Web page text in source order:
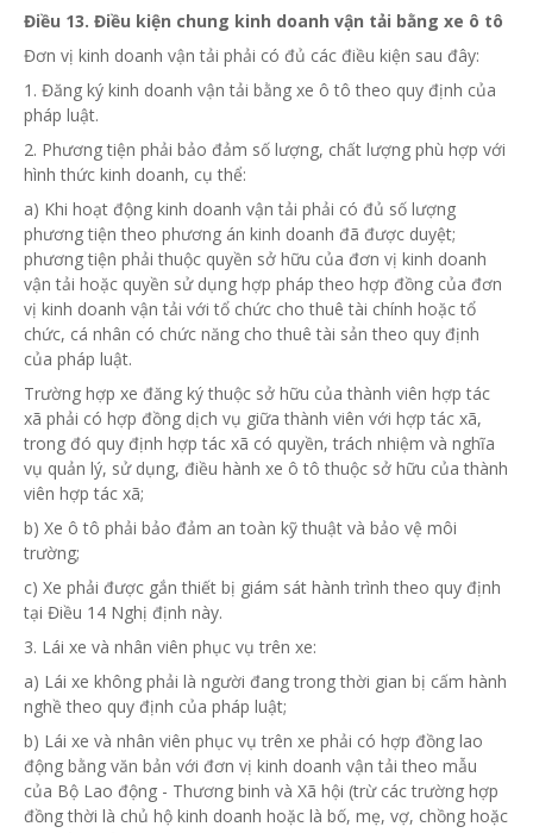
Điều 13. Điều kiện chung kinh doanh vận tải bằng xe ô tô
Đơn vị kinh doanh vận tải phải có đủ các điều kiện sau đây:
1. Đăng ký kinh doanh vận tải bằng xe ô tô theo quy định của
pháp luật.
2. Phương tiện phải bảo đảm số lượng, chất lượng phù hợp với
hình thức kinh doanh, cụ thể:
a) Khi hoạt động kinh doanh vận tải phải có đủ số lượng
phương tiện theo phương án kinh doanh đã được duyệt;
phương tiện phải thuộc quyền sở hữu của đơn vị kinh doanh
vận tải hoặc quyền sử dụng hợp pháp theo hợp đồng của đơn
vị kinh doanh vận tải với tổ chức cho thuê tài chính hoặc tổ
chức, cá nhân có chức năng cho thuê tài sản theo quy định
của pháp luật.
Trường hợp xe đăng kýthuộc sở hữu của thành viên hợp tác
xã phải có hợp đồng dịch vụ giữa thành viên với hợp tác xã,
trong đó quy định hợp tác xã có quyền, trách nhiệm và nghĩa
vụ quản lý, sử dụng, điều hành xe ô tô thuộc sở hữu của thành
viên hợp tác xã;
b) Xe ô tô phải bảo đảm an toàn kỹ thuật và bảo vệ môi
trường;
c) Xe phải được gắn thiết bị giám sát hành trình theo quy định
tại Điều 14 Nghị định này.
3. Lái xe và nhân viên phục vụ trên xe:
a) Lái xe không phải là người đang trong thời gian bị cấm hành
nghề theo quy định của pháp luật;
b) Lái xe và nhân viên phục vụ trên xe phải có hợp đồng lao
động bằng văn bản với đơn vị kinh doanh vận tải theo mẫu
của Bộ Lao động - Thương binh và Xã hội (trừ các trường hợp
đồng thời là chủ hộ kinh doanh hoặc là bố, mẹ, vợ, chồng hoặc